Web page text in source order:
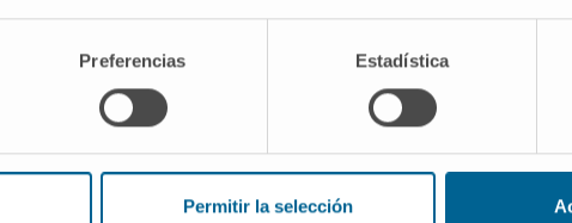
Preferencias Estadística
Permitir la selección
INVESTIGACIÓN Y
CONOZCA LA